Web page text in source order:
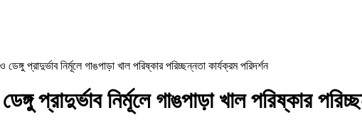
প্রাদুর্ভাব নির্মূলে গাঙপাড়া খাল পরিষ্কার পরিচ্ছন্নতা কার্যক্রম পরিদর্শন
প্রাদুর্ভাব নির্মূলে গাঙপাড়া খাল পরিষ্কার